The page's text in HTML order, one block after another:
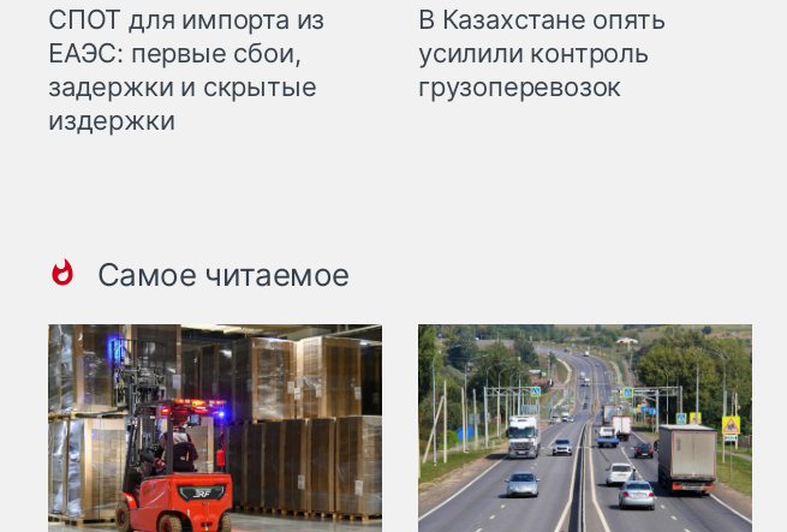
СПОТ для импорта из
ЕАЭС: первые сбои,
задержки и скрытые
издержки
В Казахстане опять
усилили контроль
грузоперевозок
Самое читаемое